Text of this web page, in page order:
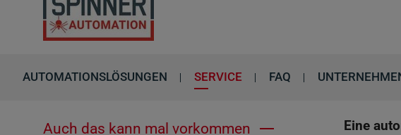
AUTOMATIONSLÖSUNGEN SERVICE FAQ
Auch das kann mal vorkommen
Eine